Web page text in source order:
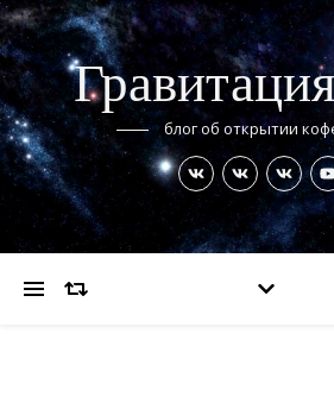
блог об открытии